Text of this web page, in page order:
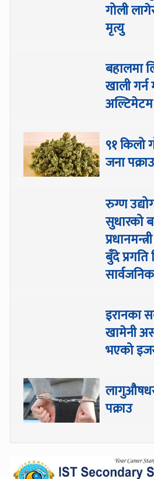
गोली
मृत्यु
बहालमा
खाली
अल्टिमेटम
९१ किलो
जना
रुग्ण
सुधारको
बुँदे
सार्वजनिक
इरानका
खामेनी
भएको
पक्राउ